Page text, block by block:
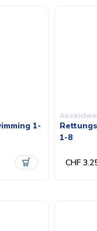
1-
Abzeichen
1-8
CHF